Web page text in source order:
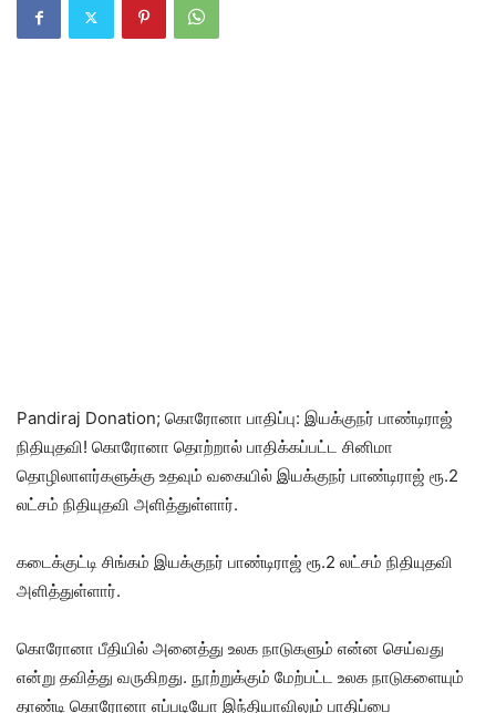
Pandiraj Donation; கொரோனா பாதிப்பு: இயக்குநர் பாண்டிராஜ்
நிதியுதவி! கொரோனா தொற்றால் பாதிக்கப்பட்ட சினிமா
தொழிலாளர்களுக்கு உதவும் வகையில் இயக்குநர் பாண்டிராஜ் ரூ.2
லட்சம் நிதியுதவி அளித்துள்ளார்.
கடைக்குட்டி சிங்கம் இயக்குநர் பாண்டிராஜ் ரூ.2 லட்சம் நிதியுதவி
அளித்துள்ளார்.
கொரோனா பீதியில் அனைத்து உலக நாடுகளும் என்ன செய்வது
என்று தவித்து வருகிறது. நூற்றுக்கும் மேற்பட்ட உலக நாடுகளையும்
தாண்டி கொரோனா எப்படியோ இந்தியாவிலும் பாதிப்பை